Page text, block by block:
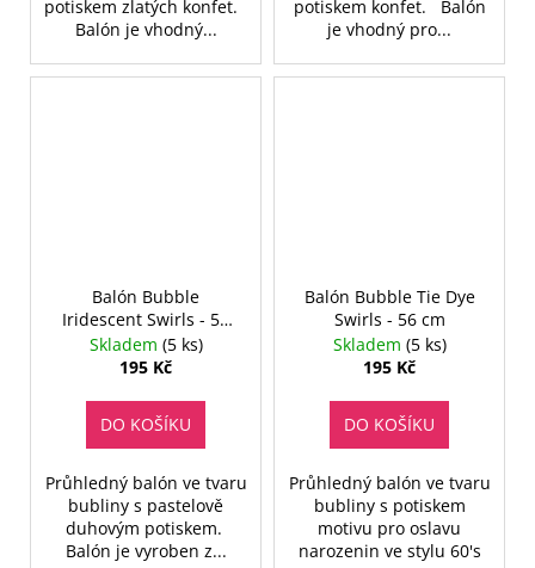
potiskem zlatých konfet.
Balón je vhodný...
potiskem konfet. Balón
je vhodný pro...
Balón Bubble
Iridescent Swirls - 56
cm
Skladem (5 ks)
195 Kč
DO KOŠÍKU
Průhledný balón ve tvaru
bubliny s pastelově
duhovým potiskem.
Balón je vyroben z...
Balón Bubble Tie Dye
Swirls - 56 cm
Skladem (5 ks)
195 Kč
DO KOŠÍKU
Průhledný balón ve tvaru
bubliny s potiskem
motivu pro oslavu
narozenin ve stylu 60's